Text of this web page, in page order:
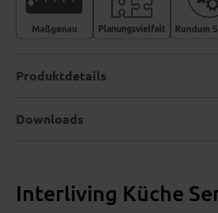
Interliving Küche
Produktdetails
Downloads